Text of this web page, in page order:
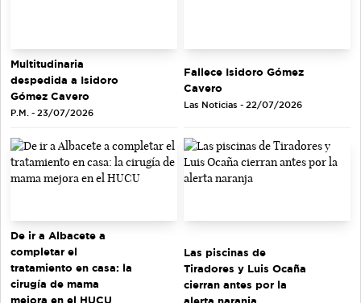
Multitudinaria
despedida a Isidoro
Gómez Cavero
P.M. - 23/07/2026
Fallece Isidoro Gómez
Cavero
Las Noticias - 22/07/2026
De ir a Albacete a
completar el
tratamiento en casa: la
cirugía de mama
mejora en el HUCU
Las piscinas de
Tiradores y Luis Ocaña
cierran antes por la
alerta naranja